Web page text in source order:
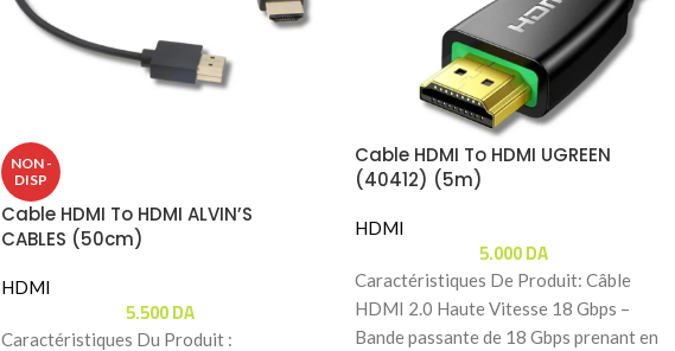
NON -
DISP
Cable HDMI To HDMI ALVIN’S
CABLES (50cm)
HDMI
5.500DA
Caractéristiques Du Produit :
Cable HDMI To HDMI UGREEN
(40412) (5m)
HDMI
5.000DA
Caractéristiques De Produit: Câble
HDMI 2.0 Haute Vitesse 18 Gbps –
Bande passante de 18 Gbps prenant en